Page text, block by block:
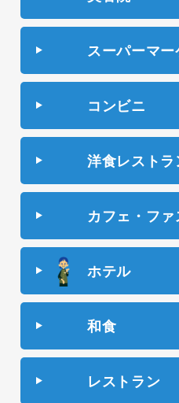
スーパーマー
コンビニ
洋食レストラ
カフェ・フ
ホテル
和食
レストラン